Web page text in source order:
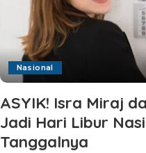
Nasional
ASYIK! Isra Miraj
Jadi Hari Libur
Tanggalnya